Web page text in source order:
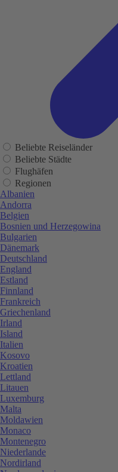
Beliebte Reiseländer
Beliebte Städte
Flughäfen
Regionen
Albanien
Andorra
Belgien
Bosnien und Herzegowina
Bulgarien
Dänemark
Deutschland
England
Estland
Finnland
Frankreich
Griechenland
Irland
Island
Italien
Kosovo
Kroatien
Lettland
Litauen
Luxemburg
Malta
Moldawien
Monaco
Montenegro
Niederlande
Nordirland